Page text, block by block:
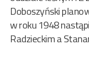
Doboszyński
w roku 1948
Radzieckim a